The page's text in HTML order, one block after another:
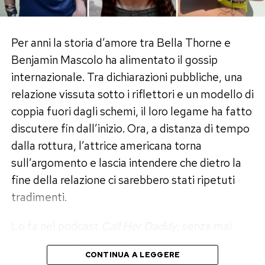
foto normale?»
messaggi di apprezzamento si affiancano anche
numerose critiche.
Diversi utenti contestano la scelta
dell’inquadratura e accusano la showgirl di
cercare volutamente l’attenzione. «Ma una foto
normale?? Non hai altro da mostrare», scrive un
utente. Un altro commenta: «Ma perché questa
inquadratura? Sei bella, non c’è bisogno di fare
queste riprese». C’è poi chi liquida il tutto
Critiche che non sembrano però rallentare la
popolarità del contenuto, anzi. Più aumentano
Per anni la storia d’amore tra Bella Thorne e
Benjamin Mascolo ha alimentato il gossip
internazionale. Tra dichiarazioni pubbliche, una
relazione vissuta sotto i riflettori e un modello di
coppia fuori dagli schemi, il loro legame ha fatto
discutere fin dall’inizio. Ora, a distanza di tempo
dalla rottura, l’attrice americana torna
sull’argomento e lascia intendere che dietro la
fine della relazione ci sarebbero stati ripetuti
tradimenti.
pronunciare il nome dell’ex fidanzato. Eppure i
riferimenti coincidono con la storia vissuta
CONTINUA A LEGGERE